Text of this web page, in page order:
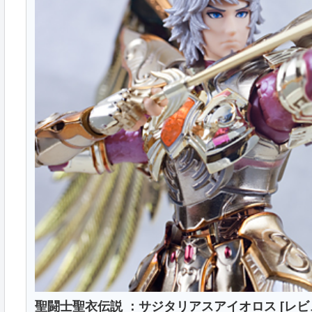
聖闘士聖衣伝説 ：サジタリアスアイオロス [レ